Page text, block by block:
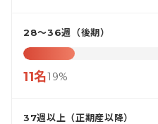
28〜36週（後期）
11名19%
37週以上（正期産以降）